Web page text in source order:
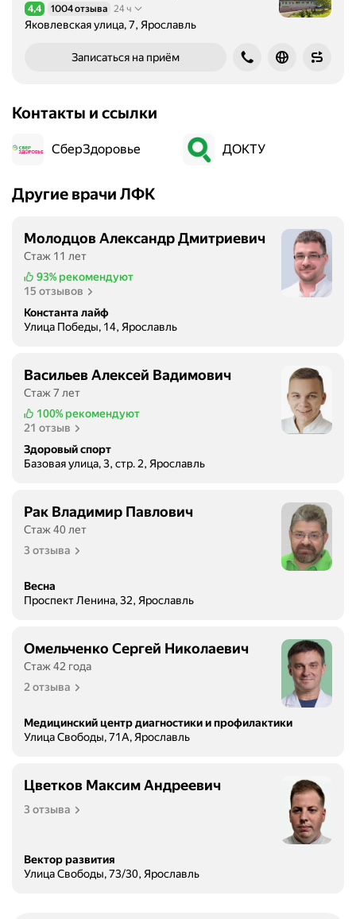
Рейтинг 4,4 из 5
4,4 1004 отзыва 24 ч
Яковлевская улица, 7, Ярославль
Записаться на приём
Контакты и ссылки
СберЗдоровье ДОКТУ
Другие врачи ЛФК
Молодцов Александр Дмитриевич
Стаж 11 лет
93% рекомендуют
15 отзывов
Константа лайф
Улица Победы, 14, Ярославль
Васильев Алексей Вадимович
Стаж 7 лет
100% рекомендуют
21 отзыв
Здоровый спорт
Базовая улица, 3, стр. 2, Ярославль
Рак Владимир Павлович
Стаж 40 лет
3 отзыва
Весна
Проспект Ленина, 32, Ярославль
Омельченко Сергей Николаевич
Стаж 42 года
2 отзыва
Медицинский центр диагностики и профилактики
Улица Свободы, 71А, Ярославль
Цветков Максим Андреевич
3 отзыва
Вектор развития
Улица Свободы, 73/30, Ярославль